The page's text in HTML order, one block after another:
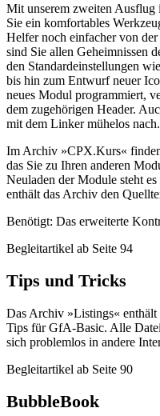
Mit unserem zweiten
Sie ein komfortables
Helfer noch einfacher von
sind Sie allen Geheimnissen
den Standardeinstellungen
bis hin zum Entwurf neuer
neues Modul programmiert,
dem zugehörigen Header.
mit dem Linker mühelos nach.
Im Archiv »CPX.Kurs«
das Sie zu Ihren anderen
Neuladen der Module steht
enthält das Archiv den
Benötigt: Das erweiterte
Begleitartikel ab Seite 94
Tips und Tricks
Das Archiv »Listings«
Tips für GfA-Basic. Alle
sich problemlos in andere
Begleitartikel ab Seite 90
BubbleBook